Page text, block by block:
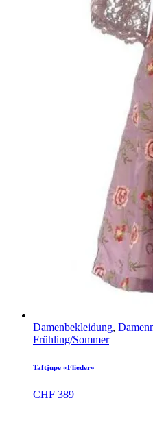
Damenbekleidung,
Frühling/Sommer
Taftjupe «Flieder»
CHF 389